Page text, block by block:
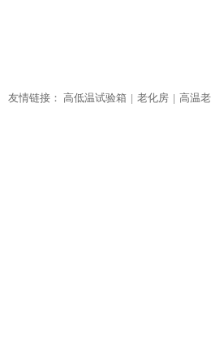
友情链接： 高低温试验箱 老化房 高温